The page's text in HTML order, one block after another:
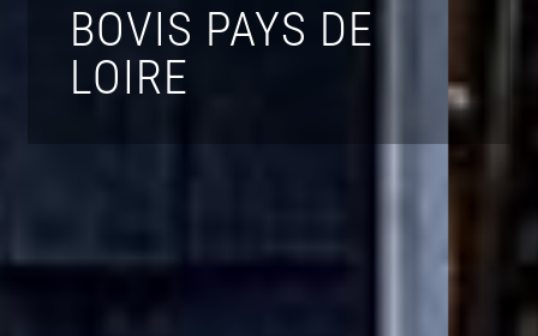
BOVIS PAYS DE
LOIRE